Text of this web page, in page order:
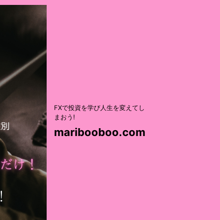
FXで投資を学び人生を変えてし
まおう!
maribooboo.com